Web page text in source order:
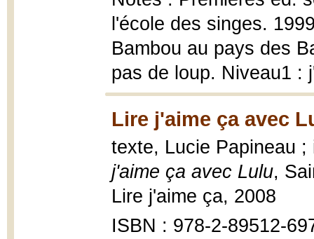
l'école des singes.
Bambou au pays des
pas de loup. Niveau1 :
Lire j'aime ça avec
texte, Lucie Papineau
j'aime ça avec Lulu,
Lire j'aime ça, 2008
ISBN : 978-2-89512-